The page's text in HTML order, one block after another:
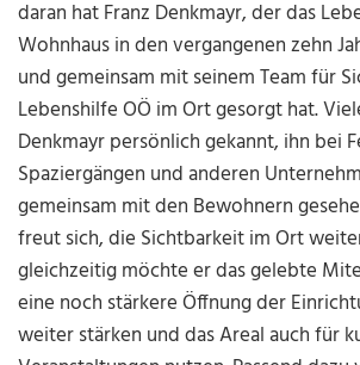
daran hat Franz Denkmayr, der das
Wohnhaus in den vergangenen zehn
und gemeinsam mit seinem Team für
Lebenshilfe OÖ im Ort gesorgt hat.
Denkmayr persönlich gekannt, ihn bei
Spaziergängen und anderen
gemeinsam mit den Bewohnern
freut sich, die Sichtbarkeit im Ort
gleichzeitig möchte er das gelebte
eine noch stärkere Öffnung der
weiter stärken und das Areal auch für